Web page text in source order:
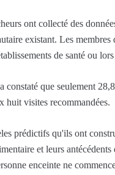
ont collecté des
existant. Les
de santé ou
constaté que seulement
huit visites recommandées.
prédictifs qu'ils ont
et leurs
enceinte ne